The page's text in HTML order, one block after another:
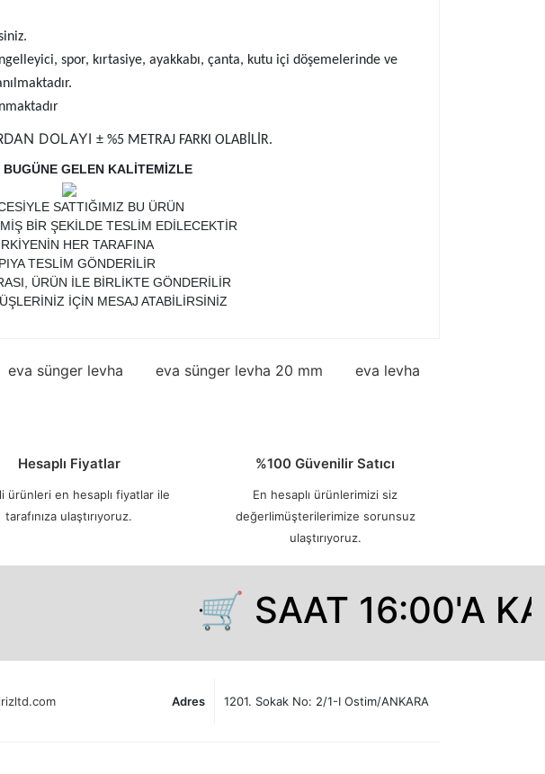
spor, kırtasiye, ayakkabı, çanta, kutu içi döşemelerinde ve
DOLAYI ± %5 METRAJ FARKI OLABİLİR.
GELEN KALİTEMİZLE
SATTIĞIMIZ BU ÜRÜN
BİR ŞEKİLDE TESLİM EDİLECEKTİR
HER TARAFINA
TESLİM GÖNDERİLİR
ÜRÜN İLE BİRLİKTE GÖNDERİLİR
İÇİN MESAJ ATABİLİRSİNİZ
eva sünger levha eva sünger levha 20 mm
eva levha
Hesaplı Fiyatlar
ürünleri en hesaplı fiyatlar ile
tarafınıza ulaştırıyoruz.
%100 Güvenilir Satıcı
En hesaplı ürünlerimizi siz
değerlimüşterilerimize sorunsuz
ulaştırıyoruz.
🛒 SAAT 16:00'A
Adres 1201. Sokak No: 2/1-I Ostim/ANKARA